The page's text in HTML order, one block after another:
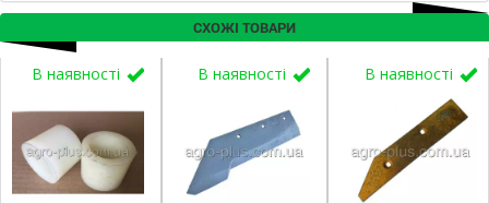
СХОЖІ ТОВАРИ
В наявності В наявності В наявності